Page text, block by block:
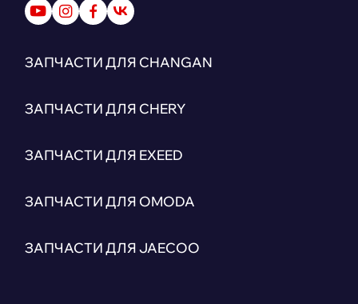
ЗАПЧАСТИ ДЛЯ CHANGAN
ЗАПЧАСТИ ДЛЯ CHERY
ЗАПЧАСТИ ДЛЯ EXEED
ЗАПЧАСТИ ДЛЯ OMODA
ЗАПЧАСТИ ДЛЯ JAECOO